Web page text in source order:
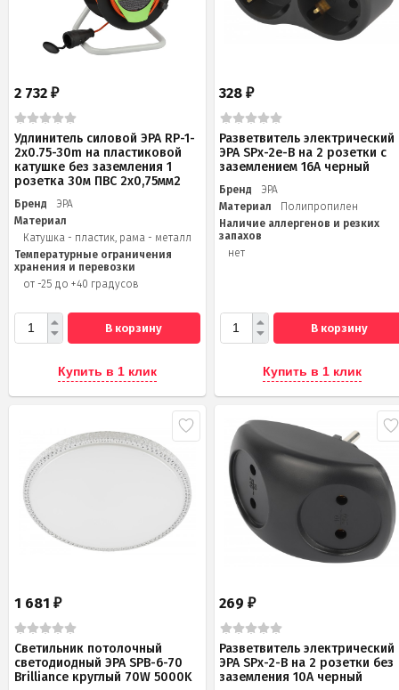
2 732 ₽
Удлинитель силовой ЭРА RP-1-
2x0.75-30m на пластиковой
катушке без заземления 1
розетка 30м ПВС 2х0,75мм2
Бренд
ЭРА
Материал
Катушка - пластик, рама - металл
Температурные ограничения
хранения и перевозки
от -25 до +40 градусов
В корзину
Купить в 1 клик
328₽
Разветвитель электрический
ЭРА SPx-2e-B на 2 розетки с
заземлением 16А черный
Бренд
ЭРА
Материал
Полипропилен
Наличие аллергенов и резких
запахов
нет
В корзину
Купить в 1 клик
1 681 ₽
Светильник потолочный
светодиодный ЭРА SPB-6-70
Brilliance круглый 70W 5000K
269₽
Разветвитель электрический
ЭРА SPx-2-B на 2 розетки без
заземления 10А черный